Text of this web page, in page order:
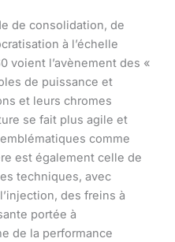
de consolidation, de
à l’échelle
voient l’avènement des «
de puissance et
et leurs chromes
se fait plus agile et
comme
est également celle de
techniques, avec
des freins à
portée à
de la performance